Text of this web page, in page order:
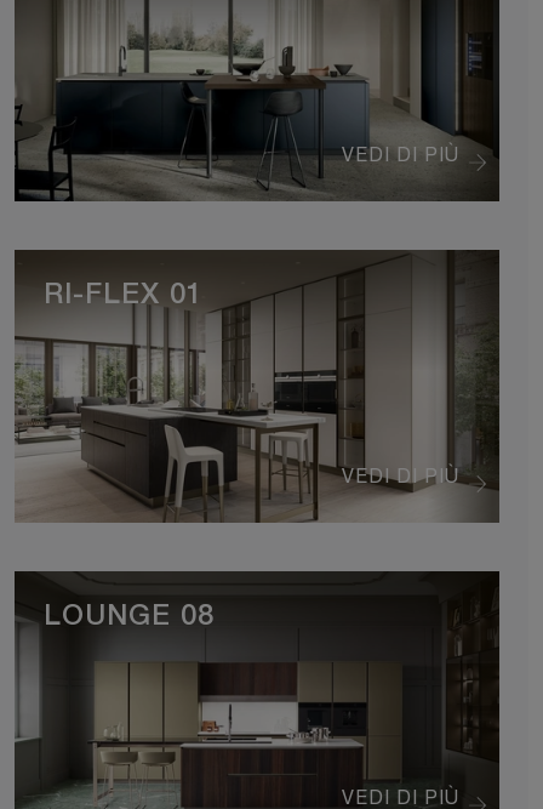
VEDI DI PIÙ
VEDI DI PIÙ
RI-FLEX 01
VEDI DI PIÙ
LOUNGE 08